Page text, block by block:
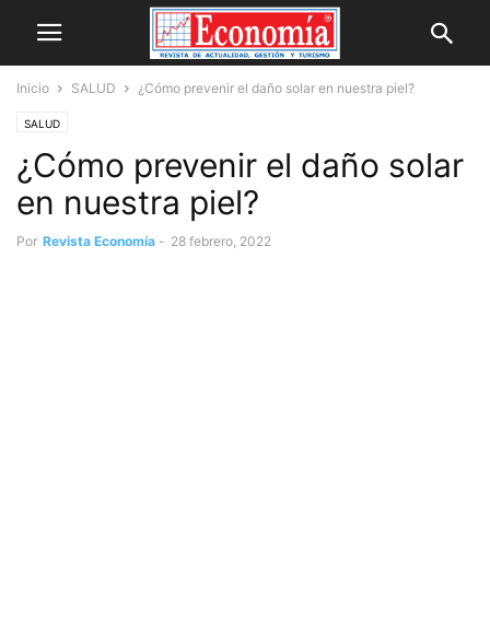
Inicio SALUD ¿Cómo prevenir el daño solar en nuestra piel?
SALUD
¿Cómo prevenir el daño solar
en nuestra piel?
Por Revista Economía - 28 febrero, 2022